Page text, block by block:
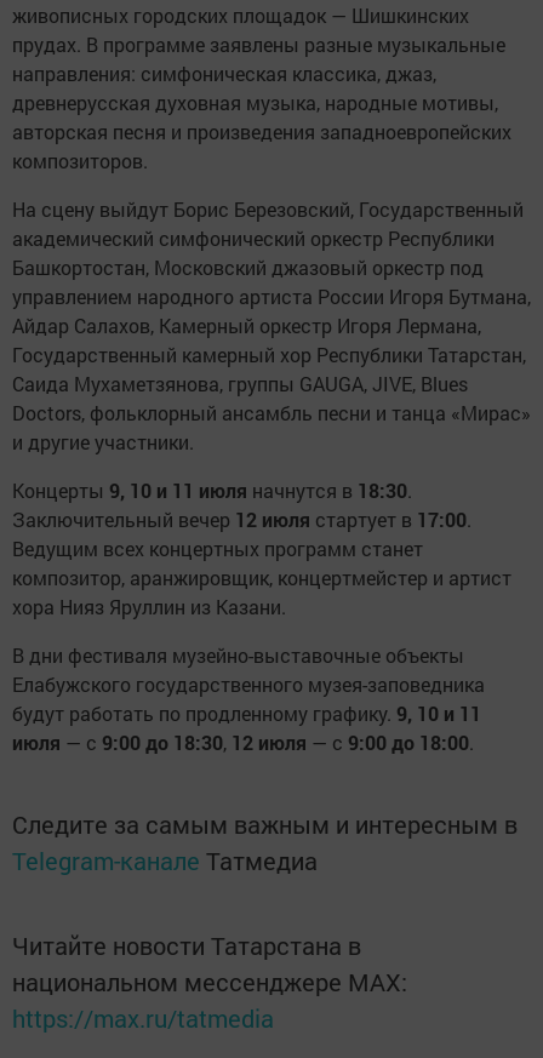
живописных городских площадок — Шишкинских
прудах. В программе заявлены разные музыкальные
направления: симфоническая классика, джаз,
древнерусская духовная музыка, народные мотивы,
авторская песня и произведения западноевропейских
композиторов.
На сцену выйдут Борис Березовский, Государственный
академический симфонический оркестр Республики
Башкортостан, Московский джазовый оркестр под
управлением народного артиста России Игоря Бутмана,
Айдар Салахов, Камерный оркестр Игоря Лермана,
Государственный камерный хор Республики Татарстан,
Саида Мухаметзянова, группы GAUGA, JIVE, Blues
Doctors, фольклорный ансамбль песни и танца «Мирас»
и другие участники.
Концерты 9, 10 и 11 июля начнутся в 18:30.
Заключительный вечер 12 июля стартует в 17:00.
Ведущим всех концертных программ станет
композитор, аранжировщик, концертмейстер и артист
хора Нияз Яруллин из Казани.
В дни фестиваля музейно-выставочные объекты
Елабужского государственного музея-заповедника
будут работать по продленному графику. 9, 10 и 11
июля — с 9:00 до 18:30, 12 июля — с 9:00 до 18:00.
Следите за самым важным и интересным в
Telegram-канале Татмедиа
Читайте новости Татарстана в
национальном мессенджере MАХ:
https://max.ru/tatmedia